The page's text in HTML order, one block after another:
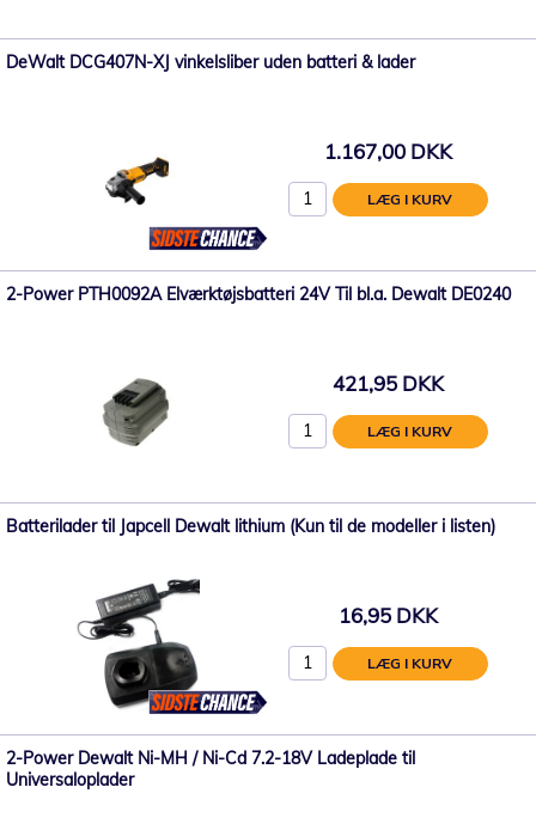
DeWalt DCG407N-XJ vinkelsliber uden batteri & lader
1.167,00 DKK
LÆG I KURV
2-Power PTH0092A Elværktøjsbatteri 24V Til bl.a. Dewalt DE0240
421,95 DKK
LÆG I KURV
Batterilader til Japcell Dewalt lithium (Kun til de modeller i listen)
16,95 DKK
LÆG I KURV
2-Power Dewalt Ni-MH / Ni-Cd 7.2-18V Ladeplade til
Universaloplader